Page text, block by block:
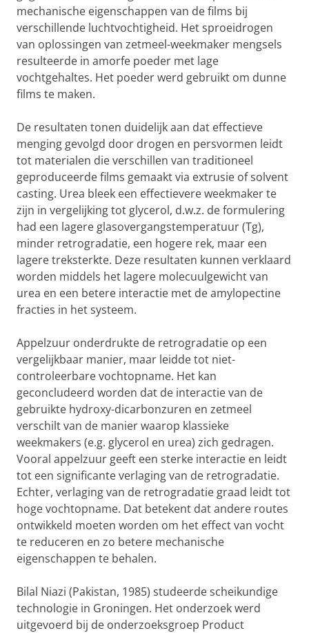
mechanische eigenschappen van de films bij
verschillende luchtvochtigheid. Het sproeidrogen
van oplossingen van zetmeel-weekmaker mengsels
resulteerde in amorfe poeder met lage
vochtgehaltes. Het poeder werd gebruikt om dunne
films te maken.
De resultaten tonen duidelijk aan dat effectieve
menging gevolgd door drogen en persvormen leidt
tot materialen die verschillen van traditioneel
geproduceerde films gemaakt via extrusie of solvent
casting. Urea bleek een effectievere weekmaker te
zijn in vergelijking tot glycerol, d.w.z. de formulering
had een lagere glasovergangstemperatuur (Tg),
minder retrogradatie, een hogere rek, maar een
lagere treksterkte. Deze resultaten kunnen verklaard
worden middels het lagere molecuulgewicht van
urea en een betere interactie met de amylopectine
fracties in het systeem.
Appelzuur onderdrukte de retrogradatie op een
vergelijkbaar manier, maar leidde tot niet-
controleerbare vochtopname. Het kan
geconcludeerd worden dat de interactie van de
gebruikte hydroxy-dicarbonzuren en zetmeel
verschilt van de manier waarop klassieke
weekmakers (e.g. glycerol en urea) zich gedragen.
Vooral appelzuur geeft een sterke interactie en leidt
tot een significante verlaging van de retrogradatie.
Echter, verlaging van de retrogradatie graad leidt tot
hoge vochtopname. Dat betekent dat andere routes
ontwikkeld moeten worden om het effect van vocht
te reduceren en zo betere mechanische
eigenschappen te behalen.
Bilal Niazi (Pakistan, 1985) studeerde scheikundige
technologie in Groningen. Het onderzoek werd
uitgevoerd bij de onderzoeksgroep Product